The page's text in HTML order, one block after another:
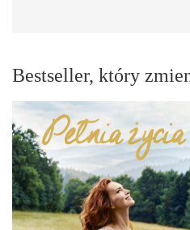
Bestseller, który